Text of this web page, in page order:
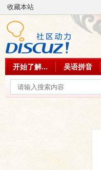
收藏本站
开始了解... 吴语拼音